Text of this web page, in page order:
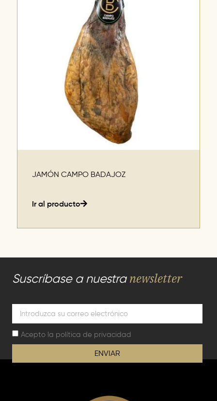
JAMÓN CAMPO BADAJOZ
Ir al producto
Suscríbase a nuestra newsletter
Acepto la política de privacidad
ENVIAR